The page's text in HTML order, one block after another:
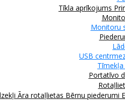
Tīkla aprīkojums
Monitoru
USB
Portatīvo
Āra rotaļlietas Bērnu piederumi